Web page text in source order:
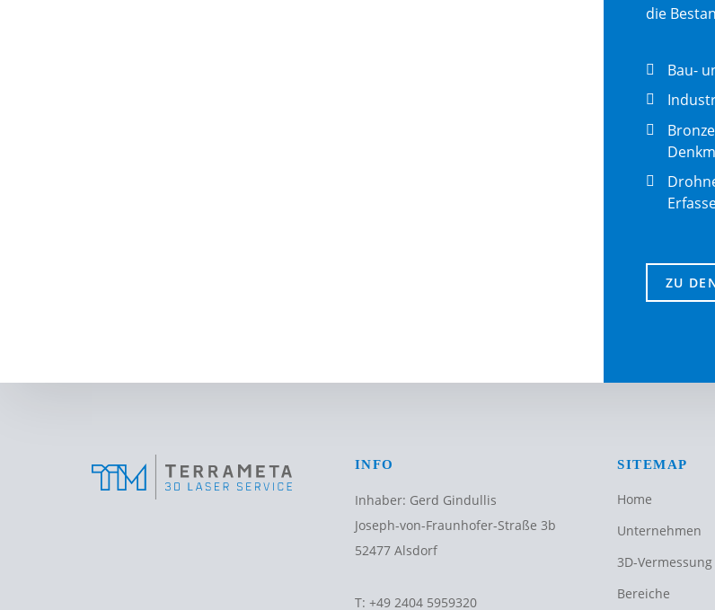
die
Bau-
ZU
INFO
Inhaber: Gerd Gindullis
Joseph-von-Fraunhofer-Straße 3b
52477 Alsdorf
T: +49 2404 5959320
SITEMAP
Home
Unternehmen
3D-Vermessung
Bereiche